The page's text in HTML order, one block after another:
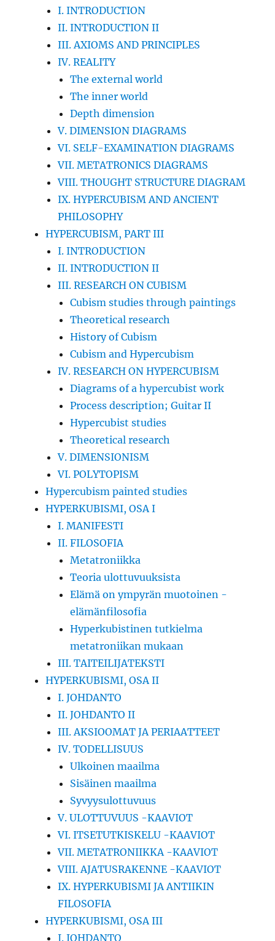
I. INTRODUCTION
II. INTRODUCTION II
III. AXIOMS AND PRINCIPLES
IV. REALITY
The external world
The inner world
Depth dimension
V. DIMENSION DIAGRAMS
VI. SELF-EXAMINATION DIAGRAMS
VII. METATRONICS DIAGRAMS
VIII. THOUGHT STRUCTURE DIAGRAM
IX. HYPERCUBISM AND ANCIENT
PHILOSOPHY
HYPERCUBISM, PART III
I. INTRODUCTION
II. INTRODUCTION II
III. RESEARCH ON CUBISM
Cubism studies through paintings
Theoretical research
History of Cubism
Cubism and Hypercubism
IV. RESEARCH ON HYPERCUBISM
Diagrams of a hypercubist work
Process description; Guitar II
Hypercubist studies
Theoretical research
V. DIMENSIONISM
VI. POLYTOPISM
Hypercubism painted studies
HYPERKUBISMI, OSA I
I. MANIFESTI
II. FILOSOFIA
Metatroniikka
Teoria ulottuvuuksista
Elämä on ympyrän muotoinen -
elämänfilosofia
Hyperkubistinen tutkielma
metatroniikan mukaan
III. TAITEILIJATEKSTI
HYPERKUBISMI, OSA II
I. JOHDANTO
II. JOHDANTO II
III. AKSIOOMAT JA PERIAATTEET
IV. TODELLISUUS
Ulkoinen maailma
Sisäinen maailma
Syvyysulottuvuus
V. ULOTTUVUUS -KAAVIOT
VI. ITSETUTKISKELU -KAAVIOT
VII. METATRONIIKKA -KAAVIOT
VIII. AJATUSRAKENNE -KAAVIOT
IX. HYPERKUBISMI JA ANTIIKIN
FILOSOFIA
HYPERKUBISMI, OSA III
I. JOHDANTO